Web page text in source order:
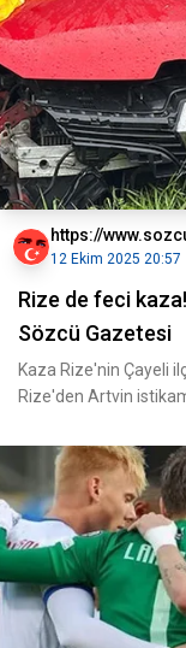
https://
12 Ekim 2025 20:57
Rize de feci
Sözcü Gazetesi
Kaza Rize'nin Çayeli
Rize'den Artvin